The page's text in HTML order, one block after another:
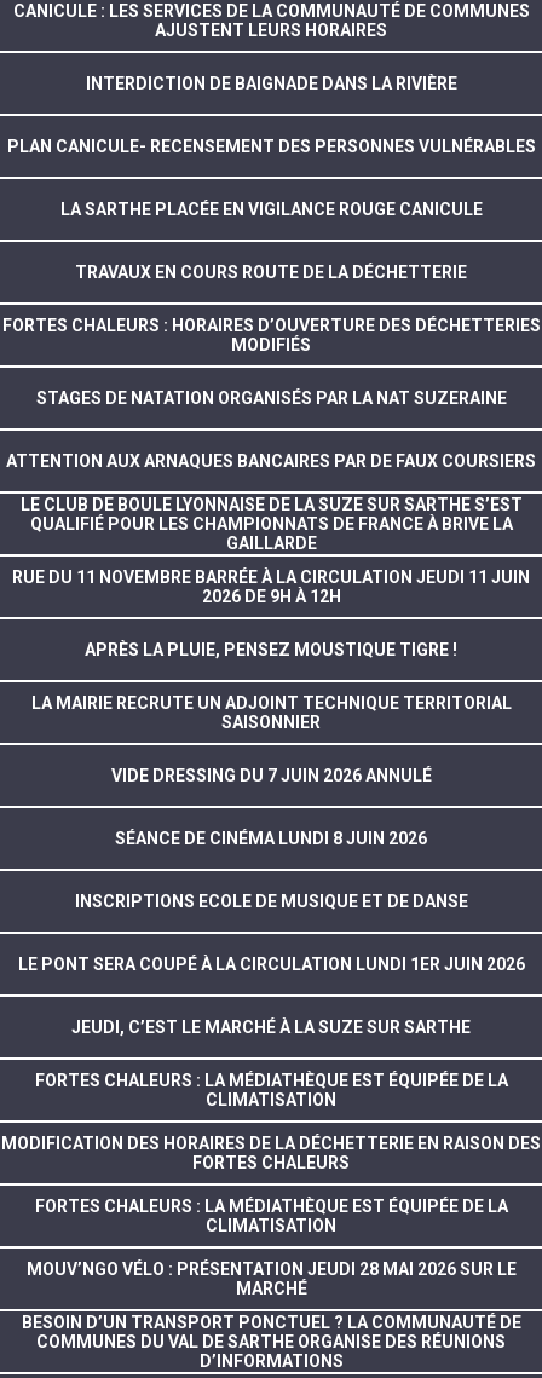
CANICULE : LES SERVICES DE LA COMMUNAUTÉ DE COMMUNES
AJUSTENT LEURS HORAIRES
INTERDICTION DE BAIGNADE DANS LA RIVIÈRE
PLAN CANICULE- RECENSEMENT DES PERSONNES VULNÉRABLES
LA SARTHE PLACÉE EN VIGILANCE ROUGE CANICULE
TRAVAUX EN COURS ROUTE DE LA DÉCHETTERIE
FORTES CHALEURS : HORAIRES D’OUVERTURE DES DÉCHETTERIES
MODIFIÉS
STAGES DE NATATION ORGANISÉS PAR LA NAT SUZERAINE
ATTENTION AUX ARNAQUES BANCAIRES PAR DE FAUX COURSIERS
LE CLUB DE BOULE LYONNAISE DE LA SUZE SUR SARTHE S’EST
QUALIFIÉ POUR LES CHAMPIONNATS DE FRANCE À BRIVE LA
GAILLARDE
RUE DU 11 NOVEMBRE BARRÉE À LA CIRCULATION JEUDI 11 JUIN
2026 DE 9H À 12H
APRÈS LA PLUIE, PENSEZ MOUSTIQUE TIGRE !
LA MAIRIE RECRUTE UN ADJOINT TECHNIQUE TERRITORIAL
SAISONNIER
VIDE DRESSING DU 7 JUIN 2026 ANNULÉ
SÉANCE DE CINÉMA LUNDI 8 JUIN 2026
INSCRIPTIONS ECOLE DE MUSIQUE ET DE DANSE
LE PONT SERA COUPÉ À LA CIRCULATION LUNDI 1ER JUIN 2026
JEUDI, C’EST LE MARCHÉ À LA SUZE SUR SARTHE
FORTES CHALEURS : LA MÉDIATHÈQUE EST ÉQUIPÉE DE LA
CLIMATISATION
MODIFICATION DES HORAIRES DE LA DÉCHETTERIE EN RAISON DES
FORTES CHALEURS
FORTES CHALEURS : LA MÉDIATHÈQUE EST ÉQUIPÉE DE LA
CLIMATISATION
MOUV’NGO VÉLO : PRÉSENTATION JEUDI 28 MAI 2026 SUR LE
MARCHÉ
BESOIN D’UN TRANSPORT PONCTUEL ? LA COMMUNAUTÉ DE
COMMUNES DU VAL DE SARTHE ORGANISE DES RÉUNIONS
D’INFORMATIONS